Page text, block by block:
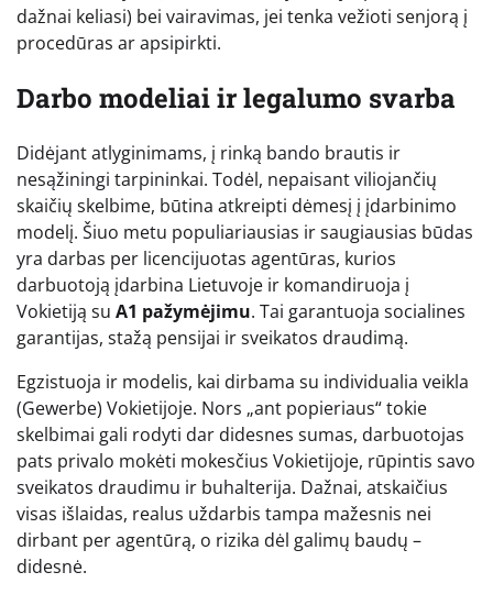
dažnai keliasi) bei vairavimas, jei tenka vežioti senjorą į
procedūras ar apsipirkti.
Darbo modeliai ir legalumo svarba
Didėjant atlyginimams, į rinką bando brautis ir
nesąžiningi tarpininkai. Todėl, nepaisant viliojančių
skaičių skelbime, būtina atkreipti dėmesį į įdarbinimo
modelį. Šiuo metu populiariausias ir saugiausias būdas
yra darbas per licencijuotas agentūras, kurios
darbuotoją įdarbina Lietuvoje ir komandiruoja į
Vokietiją su A1 pažymėjimu. Tai garantuoja socialines
garantijas, stažą pensijai ir sveikatos draudimą.
Egzistuoja ir modelis, kai dirbama su individualia veikla
(Gewerbe) Vokietijoje. Nors „ant popieriaus“ tokie
skelbimai gali rodyti dar didesnes sumas, darbuotojas
pats privalo mokėti mokesčius Vokietijoje, rūpintis savo
sveikatos draudimu ir buhalterija. Dažnai, atskaičius
visas išlaidas, realus uždarbis tampa mažesnis nei
dirbant per agentūrą, o rizika dėl galimų baudų –
didesnė.